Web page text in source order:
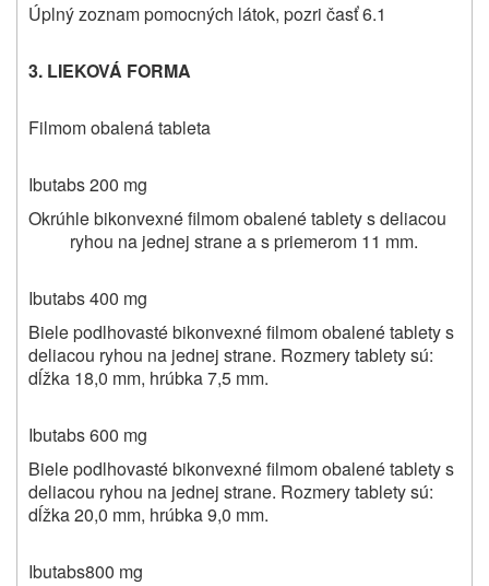
Úplný zoznam pomocných látok, pozri časť 6.1
3. LIEKOVÁ FORMA
Filmom obalená tableta
Ibutabs200 mg
Okrúhle bikonvexné filmom obalené tablety s deliacou
ryhou na jednej strane a s priemerom 11 mm.
Ibutabs400 mg
Biele podlhovasté bikonvexné filmom obalené tablety s
deliacou ryhou na jednej strane. Rozmery tablety sú:
dĺžka 18,0 mm, hrúbka 7,5 mm.
Ibutabs600 mg
Biele podlhovasté bikonvexné filmom obalené tablety s
deliacou ryhou na jednej strane. Rozmery tablety sú:
dĺžka 20,0 mm, hrúbka 9,0 mm.
Ibutabs800 mg